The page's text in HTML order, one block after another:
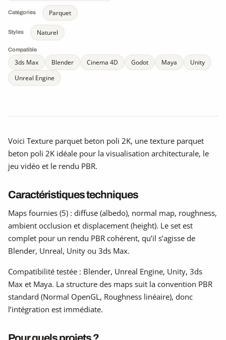
Catégories Parquet
Styles Naturel
Compatible
3ds Max Blender Cinema 4D Godot Maya
Unity
Unreal Engine
Voici Texture parquet beton poli 2K, une texture parquet
beton poli 2K idéale pour la visualisation architecturale, le
jeu vidéo et le rendu PBR.
Caractéristiques techniques
Maps fournies (5) : diffuse (albedo), normal map, roughness,
ambient occlusion et displacement (height). Le set est
complet pour un rendu PBR cohérent, qu’il s’agisse de
Blender, Unreal, Unity ou 3ds Max.
Compatibilité testée : Blender, Unreal Engine, Unity, 3ds
Max et Maya. La structure des maps suit la convention PBR
standard (Normal OpenGL, Roughness linéaire), donc
l’intégration est immédiate.
Pour quels projets ?